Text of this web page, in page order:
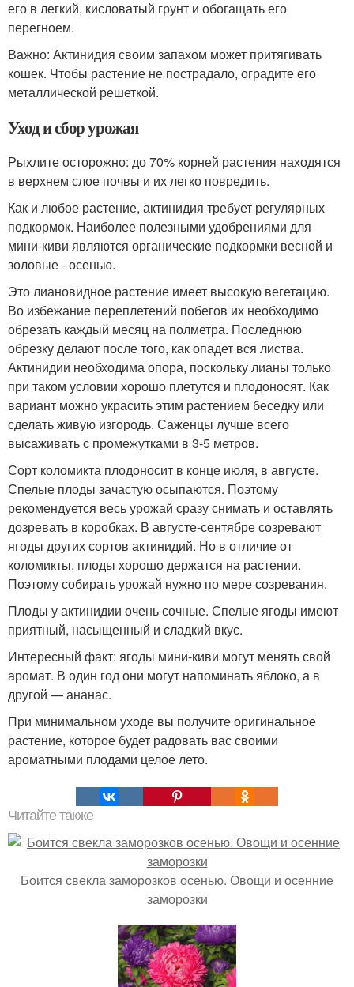
его в легкий, кисловатый грунт и обогащать его
перегноем.
Важно: Актинидия своим запахом может притягивать
кошек. Чтобы растение не пострадало, оградите его
металлической решеткой.
Уход и сбор урожая
Рыхлите осторожно: до 70% корней растения находятся
в верхнем слое почвы и их легко повредить.
Как и любое растение, актинидия требует регулярных
подкормок. Наиболее полезными удобрениями для
мини-киви являются органические подкормки весной и
золовые - осенью.
Это лиановидное растение имеет высокую вегетацию.
Во избежание переплетений побегов их необходимо
обрезать каждый месяц на полметра. Последнюю
обрезку делают после того, как опадет вся листва.
Актинидии необходима опора, поскольку лианы только
при таком условии хорошо плетутся и плодоносят. Как
вариант можно украсить этим растением беседку или
сделать живую изгородь. Саженцы лучше всего
высаживать с промежутками в 3-5 метров.
Сорт коломикта плодоносит в конце июля, в августе.
Спелые плоды зачастую осыпаются. Поэтому
рекомендуется весь урожай сразу снимать и оставлять
дозревать в коробках. В августе-сентябре созревают
ягоды других сортов актинидий. Но в отличие от
коломикты, плоды хорошо держатся на растении.
Поэтому собирать урожай нужно по мере созревания.
Плоды у актинидии очень сочные. Спелые ягоды имеют
приятный, насыщенный и сладкий вкус.
Интересный факт: ягоды мини-киви могут менять свой
аромат. В один год они могут напоминать яблоко, а в
другой — ананас.
При минимальном уходе вы получите оригинальное
растение, которое будет радовать вас своими
ароматными плодами целое лето.
Читайте также
Боится свекла заморозков осенью. Овощи и осенние
заморозки